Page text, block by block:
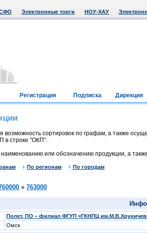
Электронные торги НОУ-ХАУ
Регистрация Подписка Дирекция
возможность сортировок по графам, а также
в строке "ОКП".
наименованию или обозначению продукции, а
По регионам По городам
» 763000
Полет, ПО – филиал ФГУП «ГКНПЦ
Омск